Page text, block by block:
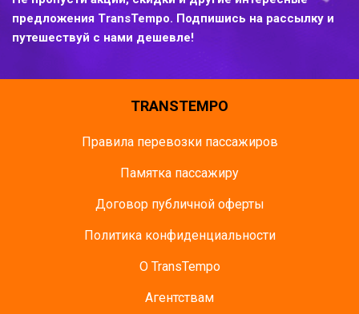
предложения TransTempo. Подпишись на рассылку и
путешествуй с нами дешевле!
TRANSTEMPO
Правила перевозки пассажиров
Памятка пасcажиру
Договор публичной оферты
Политика конфиденциальности
О TransTempo
Агентствам